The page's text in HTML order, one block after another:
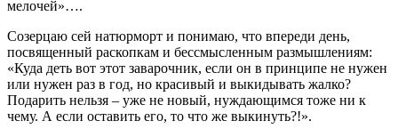
мелочей»….
Созерцаю сей натюрморт и понимаю, что впереди день,
посвященный раскопкам и бессмысленным размышлениям:
«Куда деть вот этот заварочник, если он в принципе не нужен
или нужен раз в год, но красивый и выкидывать жалко?
Подарить нельзя – уже не новый, нуждающимся тоже ни к
чему. А если оставить его, то что же выкинуть?!».